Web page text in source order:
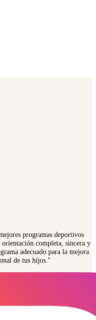
programas deportivos
completa, sincera y
adecuado para la mejora
de tus hijos."